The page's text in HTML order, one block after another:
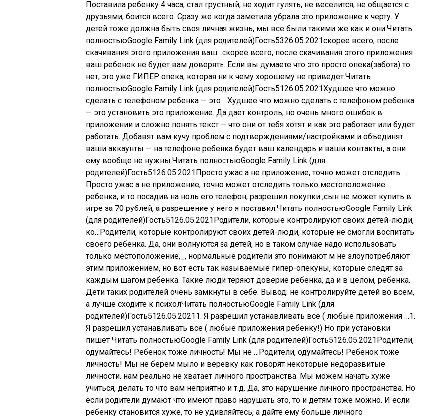
Поставила ребенку 4 часа, стал грустный, не ходит гулять, не веселится, не общается с
друзьями, боится всего. Сразу же когда заметила убрала это приложение к черту. У
детей тоже должна быть своя личная жизнь, мы все были такими же как и они.Читать
полностьюGoogle Family Link (для родителей)Гость5326.05.2021скорее всего, после
скачивания этого приложения ваш…скорее всего, после скачивания этого приложения
ваш ребенок не будет вам доверять. Если вы думаете что это просто опека(забота) то
нет, это уже ГИПЕР опека, которая ни к чему хорошему не приведет.Читать
полностьюGoogle Family Link (для родителей)Гость5126.05.2021Худшее что можно
сделать с телефоном ребенка — это …Худшее что можно сделать с телефоном ребенка
— это установить это приложение. Да дает контроль, но очень много ошибок в
приложении и сложно понять текст — что они от тебя хотят и как это работает или будет
работать. Добавят вам кучу проблем с подтверждениями/настройками и объединят
ваши аккаунты — на телефоне ребенка будет ваш календарь и ваши контакты, а они
ему вообще не нужны.Читать полностьюGoogle Family Link (для
родителей)Гость5126.05.2021Просто ужас а не приложение, точно может отследить …
Просто ужас а не приложение, точно может отследить только местоположение
ребенка, и то посадив на ноль его телефон, разрешил покупки ,сын не может купить в
игре за 70 рублей, а разрешение у него я поставил.Читать полностьюGoogle Family Link
(для родителей)Гость5126.05.2021Родители, которые контролируют своих детей-люди,
ко…Родители, которые контролируют своих детей-люди, которые не смогли воспитать
своего ребенка. Да, они волнуются за детей, но в таком случае надо использовать
только местоположение,_, нормальные родители это понимают м не злоупотребляют
этим приложением, но вот есть так называемые гипер-опекуны, которые следят за
каждым шагом ребенка. Такие люди теряют доверие ребенка, да и в целом, ребенка.
Дети таких родителей очень замкнуты в себе. Вывод: не контролируйте детей во всем,
а лучше сходите к психолЧитать полностьюGoogle Family Link (для
родителей)Гость5126.05.20211. Я разрешил устанавливать все ( любые приложения …1.
Я разрешил устанавливать все ( любые приложения ребенку!) Но при установки
пишет Читать полностьюGoogle Family Link (для родителей)Гость5126.05.2021Родители,
одумайтесь! Ребенок тоже личность! Мы не …Родители, одумайтесь! Ребенок тоже
личность! Мы не берем мыло и веревку как говорят некоторые недоразвитые
личности. нам реально не хватает личного пространства. Мы можем начать хуже
учиться, делать то что вам неприятно и т.д. Да, это нарушение личного пространства. Но
если родители думают что имеют право нарушать это, то и детям тоже можно. И если
ребенку становится хуже, то не удивляйтесь, а дайте ему больше личного